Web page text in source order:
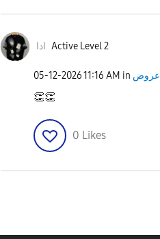
ادا Active Level 2
‎05-12-202611:16 AM in عروض
👏👏
0 Likes